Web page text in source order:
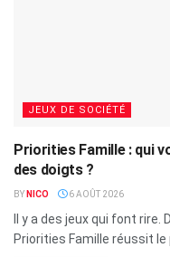
JEUX DE SOCIÉTÉ
Priorities Famille : qui
des doigts ?
BY NICO 6 AOÛT 2026
Il y a des jeux qui font rire.
Priorities Famille réussit le